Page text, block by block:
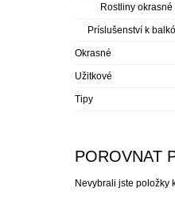
ISOTOMA
VITÁLKA
EURYOPS
Rostliny okrasné
Príslušenství k
Okrasné
Užitkové
Tipy
POROVNAT
Nevybrali jste položky